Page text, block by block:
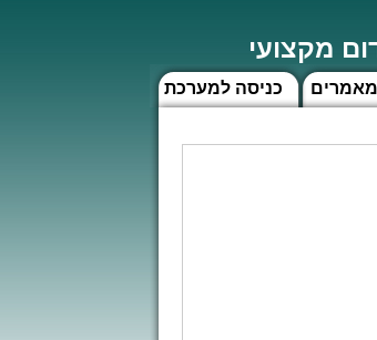
מקצועי
כניסה למערכת מאמרים